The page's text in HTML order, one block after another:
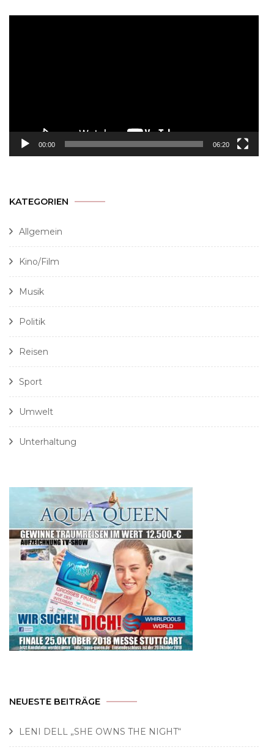
00:00 06:20
KATEGORIEN
Allgemein
Kino/Film
Musik
Politik
Reisen
Sport
Umwelt
Unterhaltung
NEUESTE BEITRÄGE
LENI DELL „SHE OWNS THE NIGHT“